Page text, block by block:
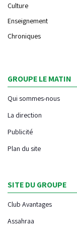
Culture
Enseignement
Chroniques
GROUPE LE MATIN
Qui sommes-nous
La direction
Publicité
Plan du site
SITE DU GROUPE
Club Avantages
Assahraa